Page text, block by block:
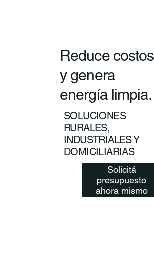
Reduce costos
y genera
energía limpia.
SOLUCIONES
RURALES,
INDUSTRIALES Y
DOMICILIARIAS
Solicitá
presupuesto
ahora mismo